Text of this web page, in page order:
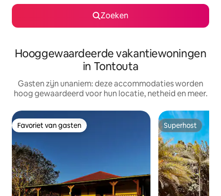
Zoeken
Hooggewaardeerde vakantiewoningen
in Tontouta
Gasten zijn unaniem: deze accommodaties worden
hoog gewaardeerd voor hun locatie, netheid en meer.
Favoriet van gasten
Favoriet van gasten Superhost
Superhost